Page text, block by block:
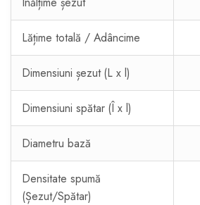
Lățime totală / Adâncime
Dimensiuni șezut (L x l)
Dimensiuni spătar (Î x l)
Diametru bază
Densitate spumă
(Șezut/Spătar)